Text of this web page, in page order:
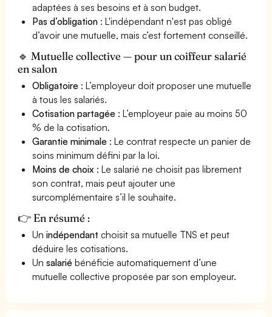
adaptées à ses besoins et à son budget.
Pas d’obligation : L'indépendant n'est pas obligé
d’avoir une mutuelle, mais c’est fortement conseillé.
🔹 Mutuelle collective — pour un coiffeur salarié
en salon
Obligatoire : L’employeur doit proposer une mutuelle
à tous les salariés.
Cotisation partagée : L’employeur paie au moins 50
% de la cotisation.
Garantie minimale : Le contrat respecte un panier de
soins minimum défini par la loi.
Moins de choix : Le salarié ne choisit pas librement
son contrat, mais peut ajouter une
surcomplémentaire s’il le souhaite.
👉 En résumé :
Unindépendant choisit sa mutuelle TNS et peut
déduire les cotisations.
Unsalarié bénéficie automatiquement d’une
mutuelle collective proposée par son employeur.